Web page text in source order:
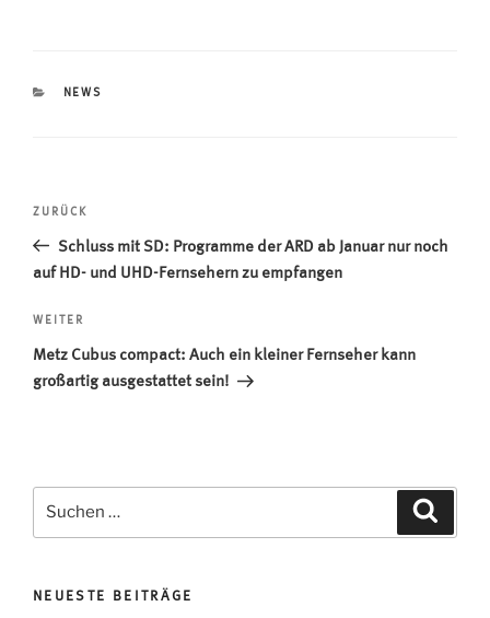
KATEGORIEN
NEWS
Beitragsnavigation
Vorheriger
Beitrag
ZURÜCK
Schluss mit SD: Programme der ARD ab Januar nur noch
auf HD- und UHD-Fernsehern zu empfangen
Nächster
Beitrag
WEITER
Metz Cubus compact: Auch ein kleiner Fernseher kann
großartig ausgestattet sein!
nach:
NEUESTE BEITRÄGE